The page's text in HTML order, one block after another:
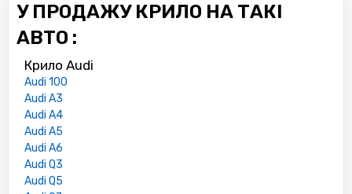
У ПРОДАЖУ КРИЛО НА ТАКІ
АВТО :
Крило Audi
Audi 100
Audi A3
Audi A4
Audi A5
Audi A6
Audi Q3
Audi Q5